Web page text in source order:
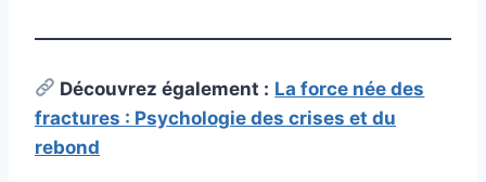
Découvrez également : La force née des
fractures : Psychologie des crises et du
rebond